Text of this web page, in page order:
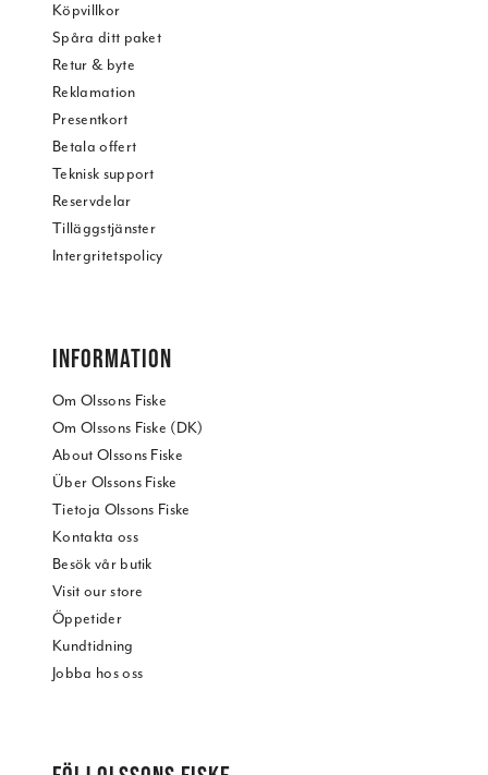
Köpvillkor
Spåra ditt paket
Retur & byte
Reklamation
Presentkort
Betala offert
Teknisk support
Reservdelar
Tilläggstjänster
Intergritetspolicy
INFORMATION
Om Olssons Fiske
Om Olssons Fiske (DK)
About Olssons Fiske
Über Olssons Fiske
Tietoja Olssons Fiske
Kontakta oss
Besök vår butik
Visit our store
Öppetider
Kundtidning
Jobba hos oss